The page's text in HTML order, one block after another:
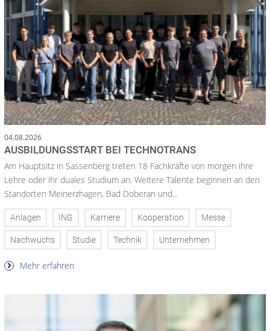
04.08.2026
AUSBILDUNGSSTART BEI TECHNOTRANS
Am Hauptsitz in Sassenberg treten 18 Fachkräfte von morgen ihre
Lehre oder ihr duales Studium an. Weitere Talente beginnen an den
Standorten Meinerzhagen, Bad Doberan und...
Anlagen ING Karriere Kooperation Messe
Nachwuchs Studie Technik Unternehmen
Mehr erfahren